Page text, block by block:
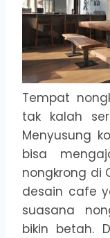
Tempat
tak kalah
Menyusung
bisa
nongkrong di
desain cafe
suasana
bikin betah.